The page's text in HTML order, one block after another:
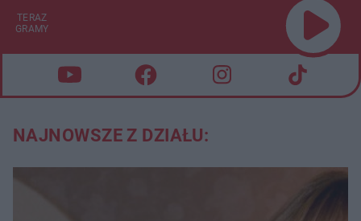
TERAZ
GRAMY
NAJNOWSZE Z DZIAŁU: